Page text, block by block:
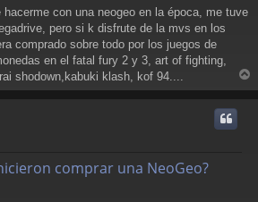
hacerme con una neogeo en la época, me tuve
pero si k disfrute de la mvs en los
comprado sobre todo por los juegos de
en el fatal fury 2 y 3, art of fighting,
shodown,kabuki klash, kof 94....
r
comprar una NeoGeo?